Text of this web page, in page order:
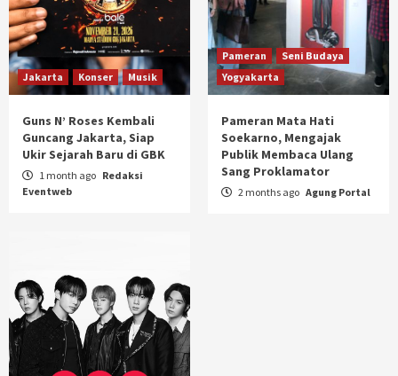
Jakarta Konser Musik
Guns N’ Roses Kembali
Guncang Jakarta, Siap
Ukir Sejarah Baru di GBK
1 month ago Redaksi
Eventweb
Pameran
Seni Budaya
Yogyakarta
Pameran Mata Hati
Soekarno, Mengajak
Publik Membaca Ulang
Sang Proklamator
2 months ago Agung Portal